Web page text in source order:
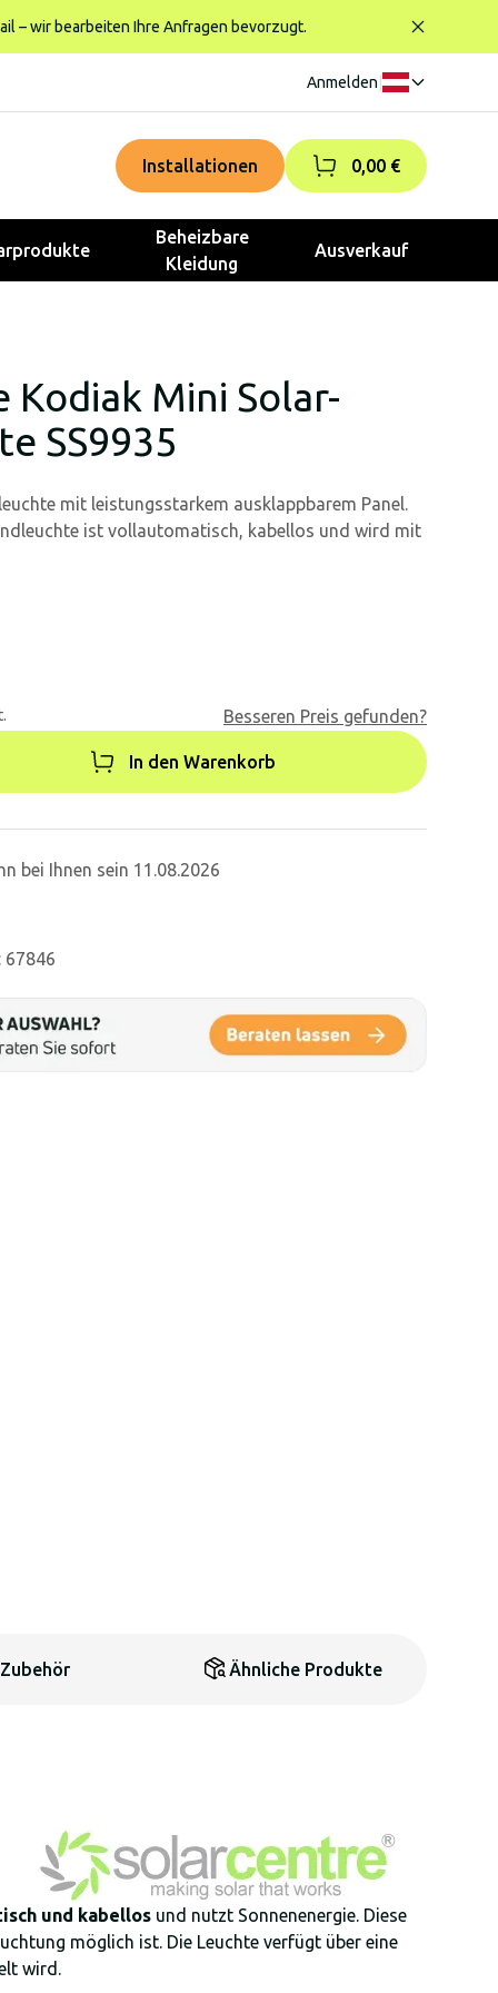
– wir bearbeiten Ihre Anfragen bevorzugt.
Anmelden
Installationen 0,00 €
Beheizbare
Kleidung
Ausverkauf
Kodiak Mini Solar-
SS9935
mit leistungsstarkem ausklappbarem Panel.
ist vollautomatisch, kabellos und wird mit
Besseren Preis gefunden?
In den Warenkorb
bei Ihnen sein 11.08.2026
67846
Zubehör Ähnliche Produkte
und kabellos und nutzt Sonnenenergie. Diese
möglich ist. Die Leuchte verfügt über eine
wird.